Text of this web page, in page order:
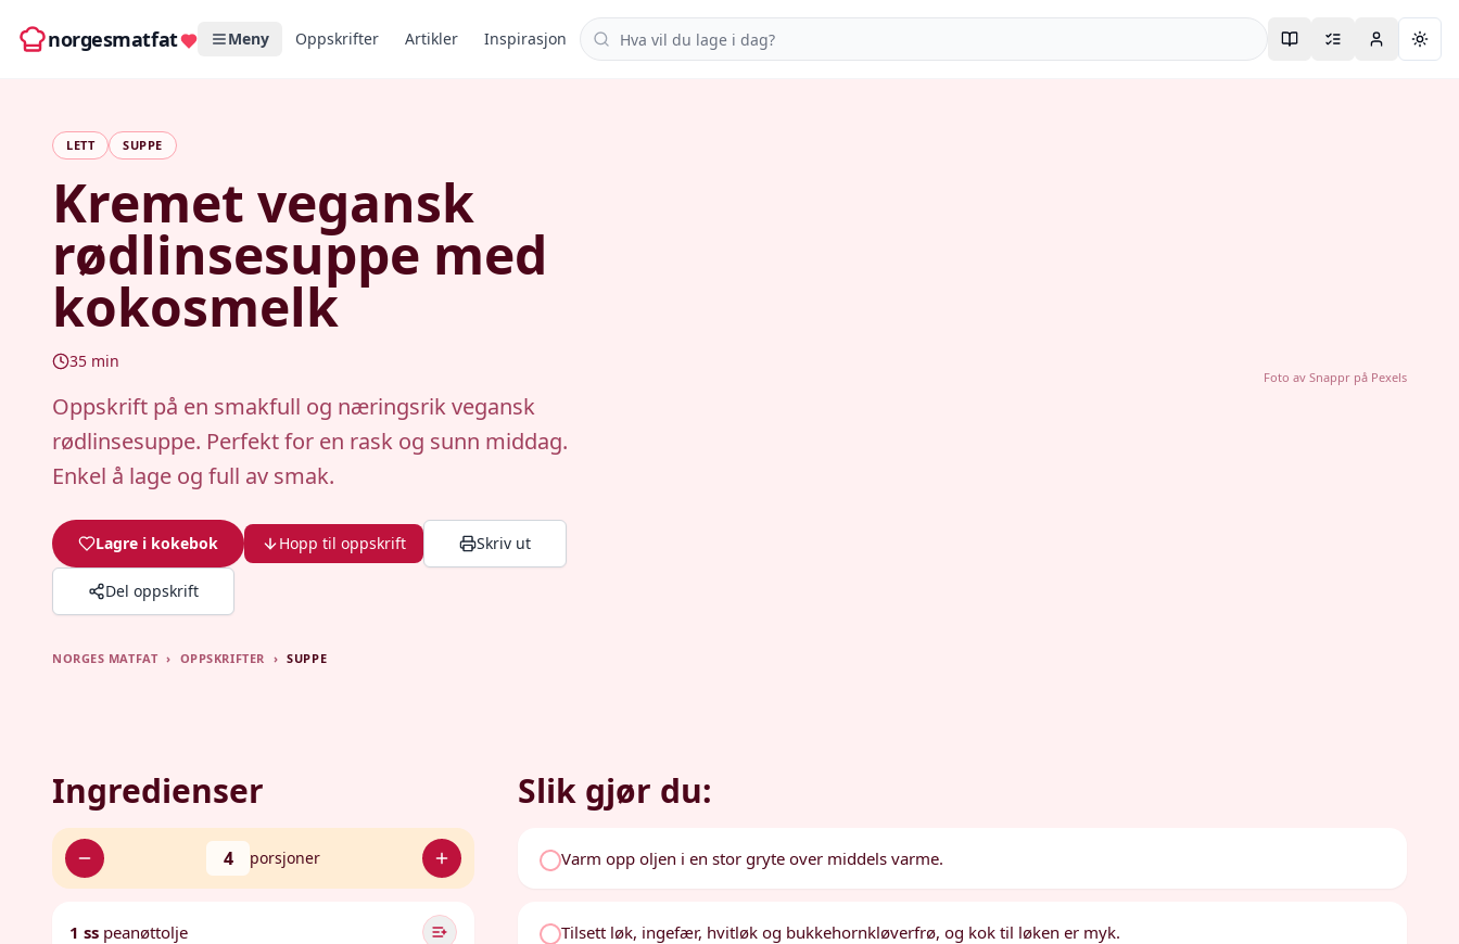
norgesmatfat Meny Oppskrifter Artikler Inspirasjon Søk i oppskrifter
LETT SUPPE
Kremet vegansk
rødlinsesuppe med
kokosmelk
35 min
Oppskrift på en smakfull og næringsrik vegansk
rødlinsesuppe. Perfekt for en rask og sunn middag.
Enkel å lage og full av smak.
Lagre i kokebok Hopp til oppskrift Skriv ut
Del oppskrift
Foto av Snapprpå Pexels
NORGES MATFAT › OPPSKRIFTER › SUPPE
Ingredienser
4 porsjoner
1 ss peanøttolje
Slik gjør du:
Varm opp oljen i en stor gryte over middels varme.
Tilsett løk, ingefær, hvitløk og bukkehornkløverfrø, og kok til løken er myk.